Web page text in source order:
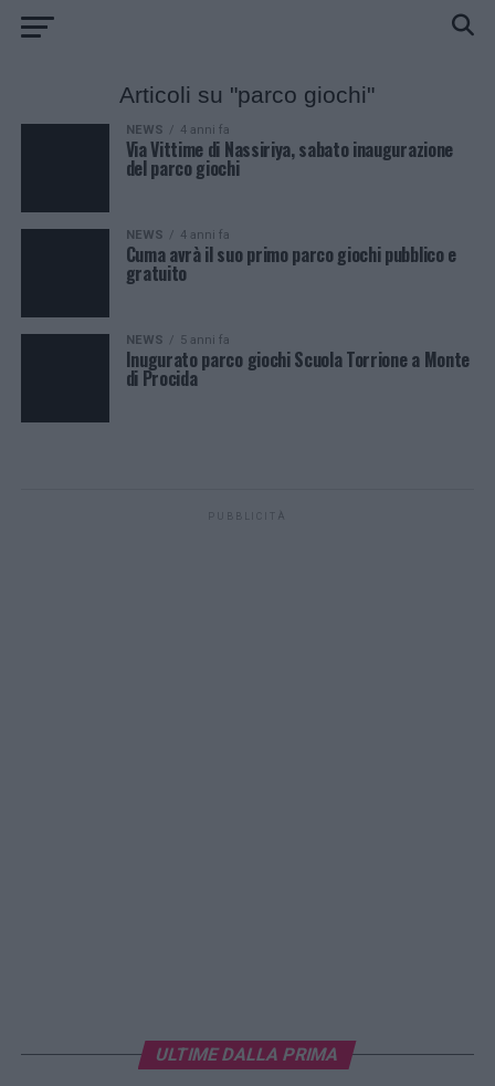
Articoli su "parco giochi"
NEWS 4 anni fa
Via Vittime di Nassiriya, sabato inaugurazione
del parco giochi
NEWS 4 anni fa
Cuma avrà il suo primo parco giochi pubblico e
gratuito
NEWS 5 anni fa
Inugurato parco giochi Scuola Torrione a Monte
di Procida
PUBBLICITÀ
ULTIME DALLA PRIMA